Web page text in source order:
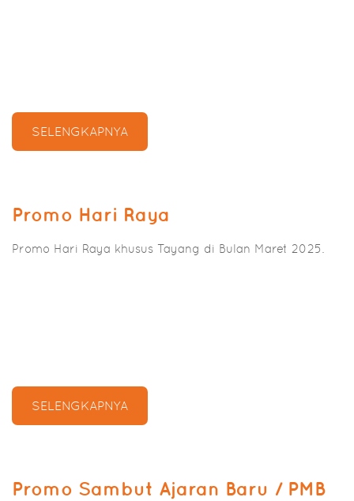
SELENGKAPNYA
Promo Hari Raya
Promo Hari Raya khusus Tayang di Bulan Maret 2025.
SELENGKAPNYA
Promo Sambut Ajaran Baru / PMB